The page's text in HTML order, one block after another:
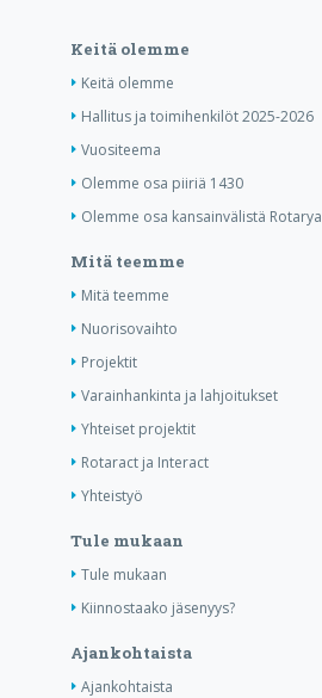
Keitä olemme
Keitä olemme
Hallitus ja toimihenkilöt 2025-2026
Vuositeema
Olemme osa piiriä 1430
Olemme osa kansainvälistä Rotarya
Mitä teemme
Mitä teemme
Nuorisovaihto
Projektit
Varainhankinta ja lahjoitukset
Yhteiset projektit
Rotaract ja Interact
Yhteistyö
Tule mukaan
Tule mukaan
Kiinnostaako jäsenyys?
Ajankohtaista
Ajankohtaista